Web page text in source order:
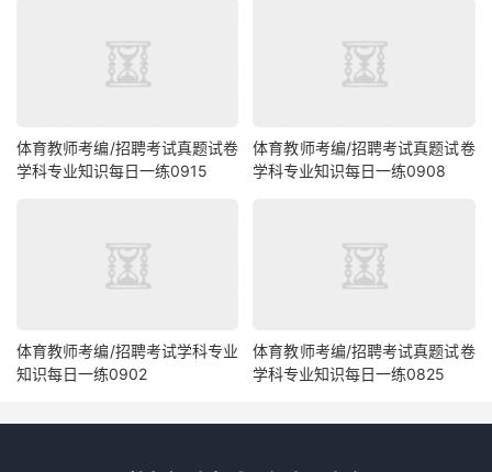
体育教师考编/招聘考试真题试卷
学科专业知识每日一练0915
体育教师考编/招聘考试真题试卷
学科专业知识每日一练0908
体育教师考编/招聘考试学科专业
知识每日一练0902
体育教师考编/招聘考试真题试卷
学科专业知识每日一练0825